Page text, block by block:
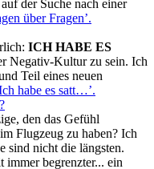
der Suche nach einer
über Fragen’.
ICH HABE ES
Negativ-Kultur zu sein. Ich
Teil eines neuen
habe es satt…’.
den das Gefühl
Flugzeug zu haben? Ich
sind nicht die längsten.
begrenzter... ein